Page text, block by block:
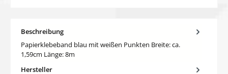
Beschreibung
Papierklebeband blau mit weißen Punkten Breite: ca.
1,59cm Länge: 8m
Hersteller